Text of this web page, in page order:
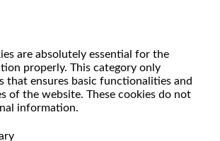
are absolutely essential for the
properly. This category only
that ensures basic functionalities and
of the website. These cookies do not
information.